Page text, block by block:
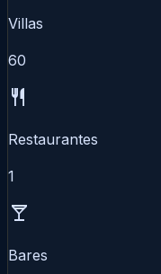
Villas
60
restaurant
Restaurantes
1
local_bar
Bares